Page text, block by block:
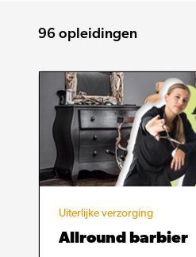
96 opleidingen
Uiterlijke verzorging
Allround barbier